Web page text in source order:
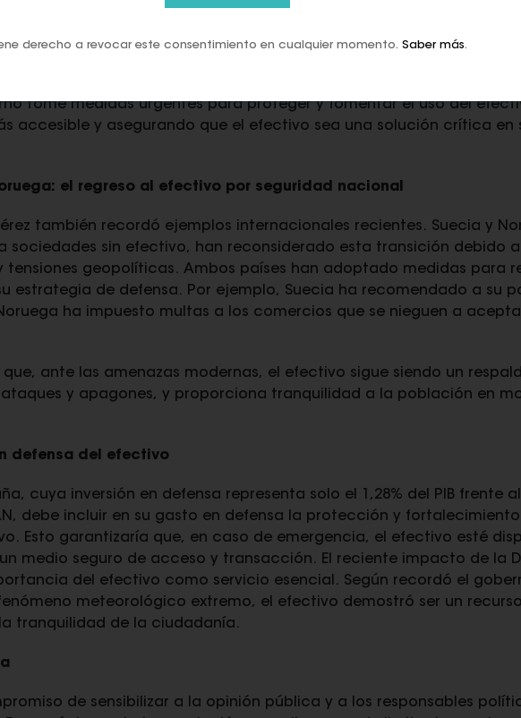
de recursos para la seguridad nacional a la seguridad
el acceso, disponibilidad y usabilidad del dinero ante una
financieros y de pagos.
tome medidas urgentes para proteger y fomentar el uso del
accesible y asegurando que el efectivo sea una solución crítica en
el regreso al efectivo por seguridad nacional
también recordó ejemplos internacionales recientes. Suecia y
sociedades sin efectivo, han reconsiderado esta transición debido
tensiones geopolíticas. Ambos países han adoptado medidas para
estrategia de defensa. Por ejemplo, Suecia ha recomendado a su
ha impuesto multas a los comercios que se nieguen a
que, ante las amenazas modernas, el efectivo sigue siendo un
y apagones, y proporciona tranquilidad a la población en
defensa del efectivo
cuya inversión en defensa representa solo el 1,28% del PIB frente al
debe incluir en su gasto en defensa la protección y
Esto garantizaría que, en caso de emergencia, el efectivo esté
medio seguro de acceso y transacción. El reciente impacto de la
del efectivo como servicio esencial. Según recordó el
meteorológico extremo, el efectivo demostró ser un
tranquilidad de la ciudadanía.
de sensibilizar a la opinión pública y a los responsables
derecho a revocar este consentimiento en cualquier momento. Saber más.